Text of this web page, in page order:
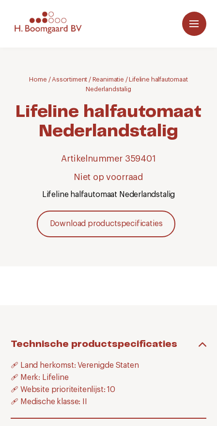
Home / Assortiment / Reanimatie /Lifeline halfautomaat
Nederlandstalig
Lifeline halfautomaat
Nederlandstalig
Artikelnummer 359401
Niet op voorraad
Lifeline halfautomaat Nederlandstalig
Download productspecificaties
Technische productspecificaties
🩹 Land herkomst: Verenigde Staten
🩹 Merk: Lifeline
🩹 Website prioriteitenlijst: 10
🩹 Medische klasse: II